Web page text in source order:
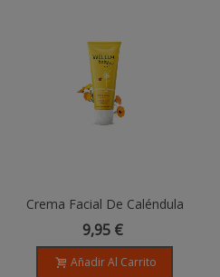
Crema Facial De Caléndula
Bebé - 50ml
9,95 €
Añadir Al Carrito